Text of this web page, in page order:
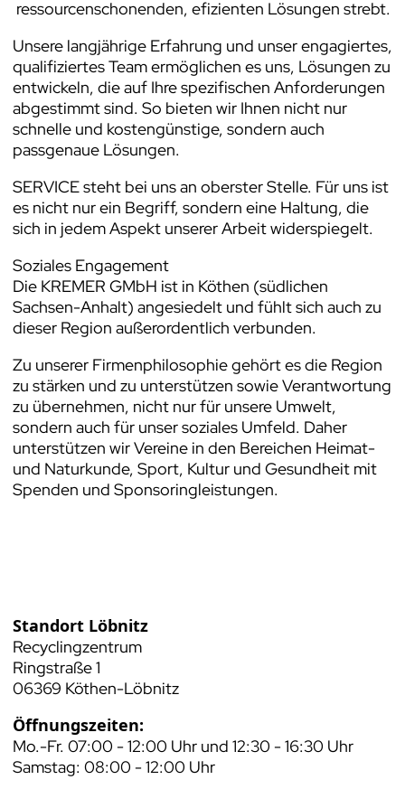
ressourcenschonenden, efizienten Lösungen strebt.
Unsere langjährige Erfahrung und unser engagiertes,
qualifiziertes Team ermöglichen es uns, Lösungen zu
entwickeln, die auf Ihre spezifischen Anforderungen
abgestimmt sind. So bieten wir Ihnen nicht nur
schnelle und kostengünstige, sondern auch
passgenaue Lösungen.
SERVICE steht bei uns an oberster Stelle. Für uns ist
es nicht nur ein Begriff, sondern eine Haltung, die
sich in jedem Aspekt unserer Arbeit widerspiegelt.
Soziales Engagement
Die KREMER GMbH ist in Köthen (südlichen
Sachsen-Anhalt) angesiedelt und fühlt sich auch zu
dieser Region außerordentlich verbunden.
Zu unserer Firmenphilosophie gehört es die Region
zu stärken und zu unterstützen sowie Verantwortung
zu übernehmen, nicht nur für unsere Umwelt,
sondern auch für unser soziales Umfeld. Daher
unterstützen wir Vereine in den Bereichen Heimat-
und Naturkunde, Sport, Kultur und Gesundheit mit
Spenden und Sponsoringleistungen.
Standort Löbnitz
Recyclingzentrum
Ringstraße 1
06369 Köthen-Löbnitz
Öffnungszeiten:
Mo.-Fr. 07:00 - 12:00 Uhr und 12:30 - 16:30 Uhr
Samstag: 08:00 - 12:00 Uhr